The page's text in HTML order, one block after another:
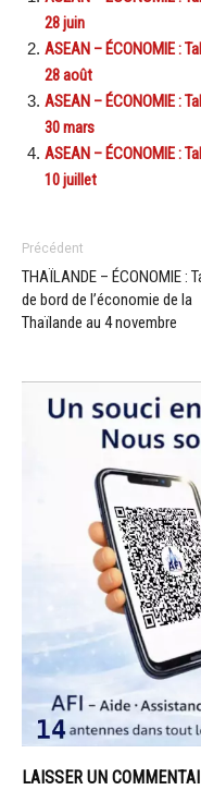
28 juin
ASEAN – ÉCONOMIE :
28 août
ASEAN – ÉCONOMIE :
30 mars
ASEAN – ÉCONOMIE :
10 juillet
Précédent
THAÏLANDE – ÉCONOMIE :
de bord de l’économie de la
Thaïlande au 4 novembre
LAISSER UN